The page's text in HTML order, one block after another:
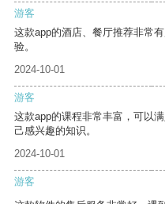
游客
这款app的酒店、餐厅推荐非常
验。
2024-10-01
游客
这款app的课程非常丰富，可以
己感兴趣的知识。
2024-10-01
游客